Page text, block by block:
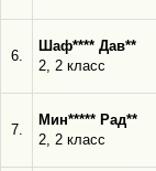
6.
Шаф**** Дав**
2, 2 класс
7.
Мин***** Рад**
2, 2 класс